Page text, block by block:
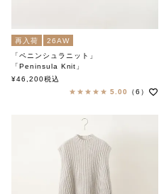
再入荷
26AW
「ペニンシュラニット」
「Peninsula Knit」
soutiencollar（ステンカラー）
¥46,200税込
5.00
（6）